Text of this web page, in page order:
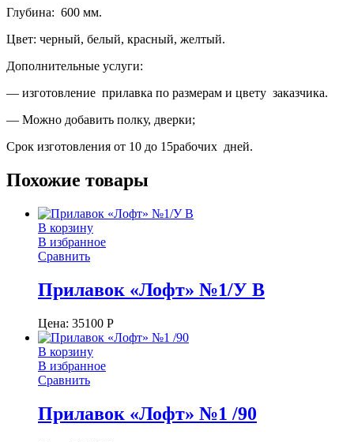
Глубина: 600 мм.
Цвет: черный, белый, красный, желтый.
Дополнительные услуги:
— изготовление прилавка по размерам и цвету заказчика.
— Можно добавить полку, дверки;
Срок изготовления от 10 до 15рабочих дней.
Похожие товары
В корзину
В избранное
Сравнить
Прилавок «Лофт» №1/У В
Цена: 35100 Р
В корзину
В избранное
Сравнить
Прилавок «Лофт» №1 /90